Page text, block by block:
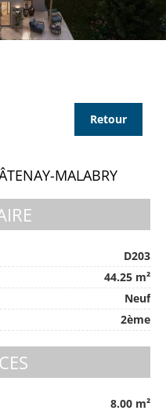
Retour
MALABRY
D203
44.25 m²
Neuf
2ème
8.00 m²